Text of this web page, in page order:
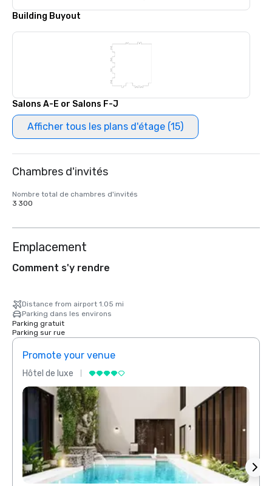
Building Buyout
Salons A-E or Salons F-J
Afficher tous les plans d'étage (15)
Chambres d'invités
Nombre total de chambres d'invités
3 300
Emplacement
Comment s'y rendre
Distance from airport 1.05 mi
Parking dans les environs
Parking gratuit
Parking sur rue
Promote your venue
Hôtel de luxe